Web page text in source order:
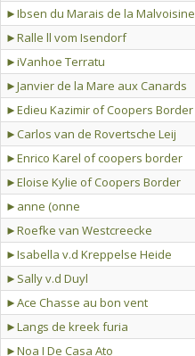
►Ibsen du Marais de la Malvoisine
►Ralle ll vom Isendorf
►iVanhoe Terratu
►Janvier de la Mare aux Canards
►Edieu Kazimir of Coopers Border
►Carlos van de Rovertsche Leij
►Enrico Karel of coopers border
►Eloise Kylie of Coopers Border
►anne (onne
►Roefke van Westcreecke
►Isabella v.d Kreppelse Heide
►Sally v.d Duyl
►Ace Chasse au bon vent
►Langs de kreek furia
►Noa I De Casa Ato